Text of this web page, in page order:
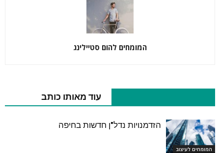
המומחים להום סטיילינג
עוד מאותו כותב
המומחים לעיצוב
הזדמנויות נדל"ן חדשות בחיפה